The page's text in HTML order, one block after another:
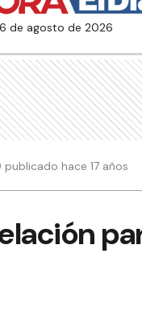
de agosto de 2026
hace 17 años